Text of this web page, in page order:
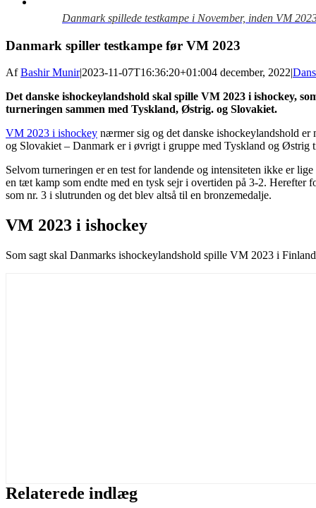
Danmark spillede testkampe i November, inden VM
Danmark spiller testkampe før VM 2023
AfBashir Munir|2023-11-07T16:36:20+01:004 december, 2022|
Det danske ishockeylandshold skal spille VM 2023 i ishockey,
turneringen sammen med Tyskland, Østrig. og Slovakiet.
VM 2023 i ishockey nærmer sig og det danske ishockeylandshold er
og Slovakiet – Danmark er i øvrigt i gruppe med Tyskland og Østrig
Selvom turneringen er en test for landende og intensiteten ikke er
en tæt kamp som endte med en tysk sejr i overtiden på 3-2.
som nr. 3 i slutrunden og det blev altså til en bronzemedalje.
VM 2023 i ishockey
Som sagt skal Danmarks ishockeylandshold spille VM 2023 i
Relaterede indlæg